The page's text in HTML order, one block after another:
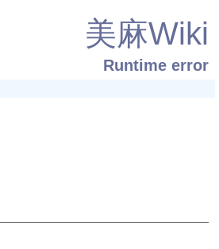
美麻Wiki
Runtime error